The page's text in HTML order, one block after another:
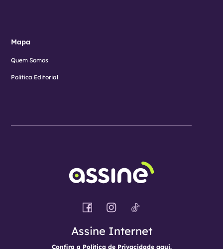
Mapa
Quem Somos
Política Editorial
Assine Internet
Confira a Política de Privacidadeaqui.